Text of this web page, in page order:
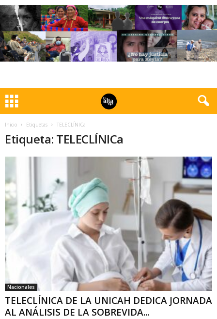
Inicio Etiquetas TELECLÍNICa
Etiqueta: TELECLÍNICa
Nacionales
TELECLÍNICA DE LA UNICAH DEDICA JORNADA
AL ANÁLISIS DE LA SOBREVIDA...